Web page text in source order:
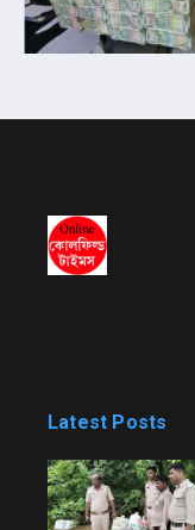
Latest Posts